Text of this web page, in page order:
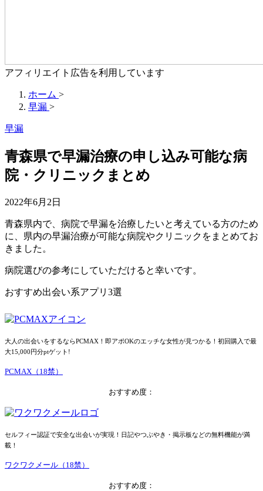
アフィリエイト広告を利用しています
ホーム >
早漏 >
早漏
青森県で早漏治療の申し込み可能な病
院・クリニックまとめ
2022年6月2日
青森県内で、病院で早漏を治療したいと考えている方のため
に、県内の早漏治療が可能な病院やクリニックをまとめてお
きました。
病院選びの参考にしていただけると幸いです。
おすすめ出会い系アプリ3選
大人の出会いをするならPCMAX！即アポOKのエッチな女性が見つかる！初回購入で最
大15,000円分ptゲット!
PCMAX（18禁）
おすすめ度：
セルフィー認証で安全な出会いが実現！日記やつぶやき・掲示板などの無料機能が満
載！
ワクワクメール（18禁）
おすすめ度：